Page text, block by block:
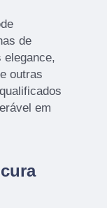
de
elegance,
outras
em